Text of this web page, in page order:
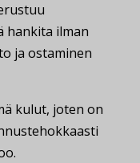
hankita ilman
ja ostaminen
kulut, joten on